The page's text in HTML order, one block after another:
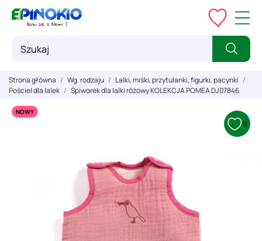
Strona główna Wg. rodzaju
Lalki, miśki, przytulanki, figurki, pacynki
Pościel dla lalek
Śpiworek dla lalki różowy KOLEKCJA POMEA DJ07846
NOWY
0